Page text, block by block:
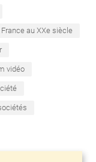
au XXe siècle
vidéo